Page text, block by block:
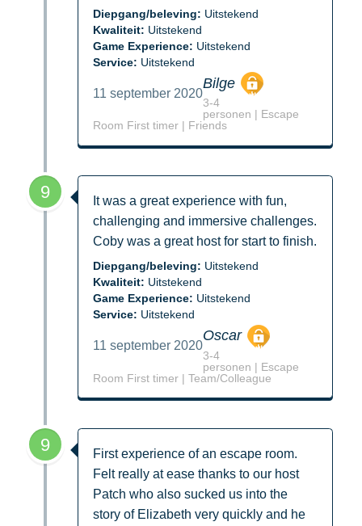
Diepgang/beleving: Uitstekend
Kwaliteit: Uitstekend
Game Experience: Uitstekend
Service: Uitstekend
11 september 2020
Bilge
3-4
personen | Escape
Room First timer | Friends
9
It was a great experience with fun,
challenging and immersive challenges.
Coby was a great host for start to finish.
Diepgang/beleving: Uitstekend
Kwaliteit: Uitstekend
Game Experience: Uitstekend
Service: Uitstekend
11 september 2020
Oscar
3-4
personen | Escape
Room First timer | Team/Colleague
9
First experience of an escape room.
Felt really at ease thanks to our host
Patch who also sucked us into the
story of Elizabeth very quickly and he